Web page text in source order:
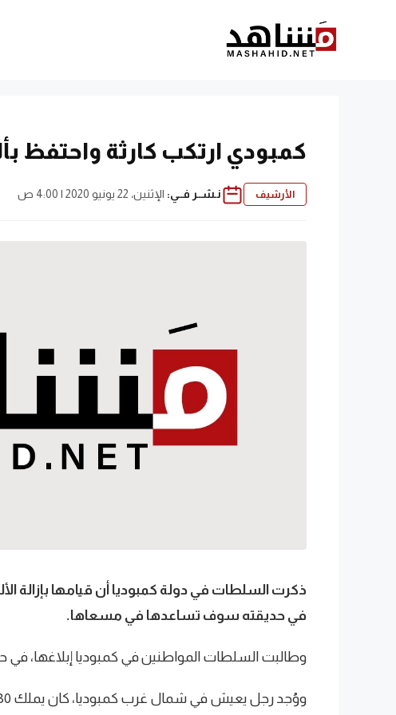
كمبودي ارتكب كارثة واحتفظ
الأرشيف نـشــر فــي: الإثنين، 22 يونيو 2020 | 4:00 ص
ذكرت السلطات في دولة كمبوديا أن قيامها بإزالة
في حديقته سوف تساعدها في مسعاها.
وطالبت السلطات المواطنين في كمبوديا إبلاغها،
ووُجد رجل يعيش في شمال غرب كمبوديا، كان يملك 30 قطعة ذخيرة حية، بما في ذلك ألغام مضادة للأفراد.